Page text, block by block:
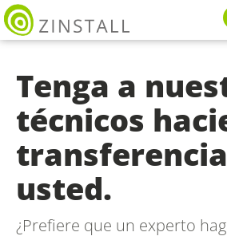
Tenga a
técnicos
usted.
¿Prefiere que un experto